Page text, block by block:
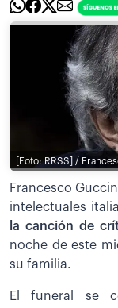
[Foto: RRSS] /
Francesco
intelectuales
la canción de
noche de este
su familia.
El funeral se